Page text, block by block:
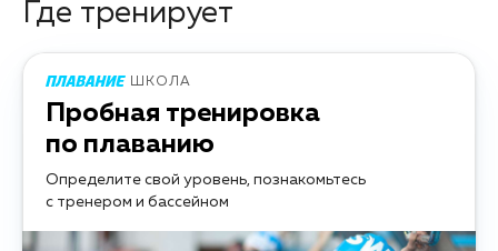
Где тренирует
ШКОЛА
Пробная тренировка
по плаванию
Определите свой уровень, познакомьтесь
с тренером и бассейном